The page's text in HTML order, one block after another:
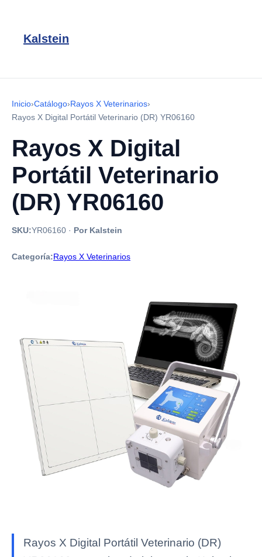
Kalstein
Inicio›Catálogo›Rayos X Veterinarios›
Rayos X Digital Portátil Veterinario (DR) YR06160
Rayos X Digital
Portátil Veterinario
(DR) YR06160
SKU:YR06160 · Por Kalstein
Categoría:Rayos X Veterinarios
Rayos X Digital Portátil Veterinario (DR)